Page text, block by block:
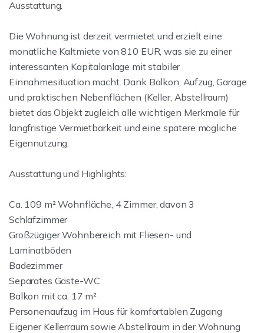
Ausstattung.
Die Wohnung ist derzeit vermietet und erzielt eine
monatliche Kaltmiete von 810 EUR, was sie zu einer
interessanten Kapitalanlage mit stabiler
Einnahmesituation macht. Dank Balkon, Aufzug, Garage
und praktischen Nebenflächen (Keller, Abstellraum)
bietet das Objekt zugleich alle wichtigen Merkmale für
langfristige Vermietbarkeit und eine spätere mögliche
Eigennutzung.
Ausstattung und Highlights:
Ca. 109 m² Wohnfläche, 4 Zimmer, davon 3
Schlafzimmer
Großzügiger Wohnbereich mit Fliesen- und
Laminatböden
Badezimmer
Separates Gäste-WC
Balkon mit ca. 17 m²
Personenaufzug im Haus für komfortablen Zugang
Eigener Kellerraum sowie Abstellraum in der Wohnung